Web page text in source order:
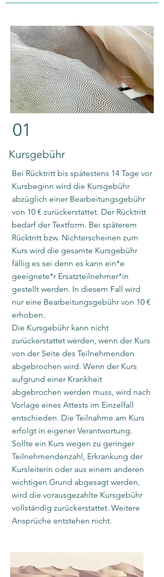
01
Kursgebühr
Bei Rücktritt bis spätestens 14 Tage vor
Kursbeginn wird die Kursgebühr
abzüglich einer Bearbeitungsgebühr
von 10 € zurückerstattet. Der Rücktritt
bedarf der Textform. Bei späterem
Rücktritt bzw. Nichterscheinen zum
Kurs wird die gesamte Kursgebühr
fällig es sei denn es kann ein*e
geeignete*r Ersatzteilnehmer*in
gestellt werden. In diesem Fall wird
nur eine Bearbeitungsgebühr von 10 €
erhoben.
Die Kursgebühr kann nicht
zurückerstattet werden, wenn der Kurs
von der Seite des Teilnehmenden
abgebrochen wird. Wenn der Kurs
aufgrund einer Krankheit
abgebrochen werden muss, wird nach
Vorlage eines Attests im Einzelfall
entschieden. Die Teilnahme am Kurs
erfolgt in eigener Verantwortung.
Sollte ein Kurs wegen zu geringer
Teilnehmendenzahl, Erkrankung der
Kursleiterin oder aus einem anderen
wichtigen Grund abgesagt werden,
wird die vorausgezahlte Kursgebühr
vollständig zurückerstattet. Weitere
Ansprüche entstehen nicht.